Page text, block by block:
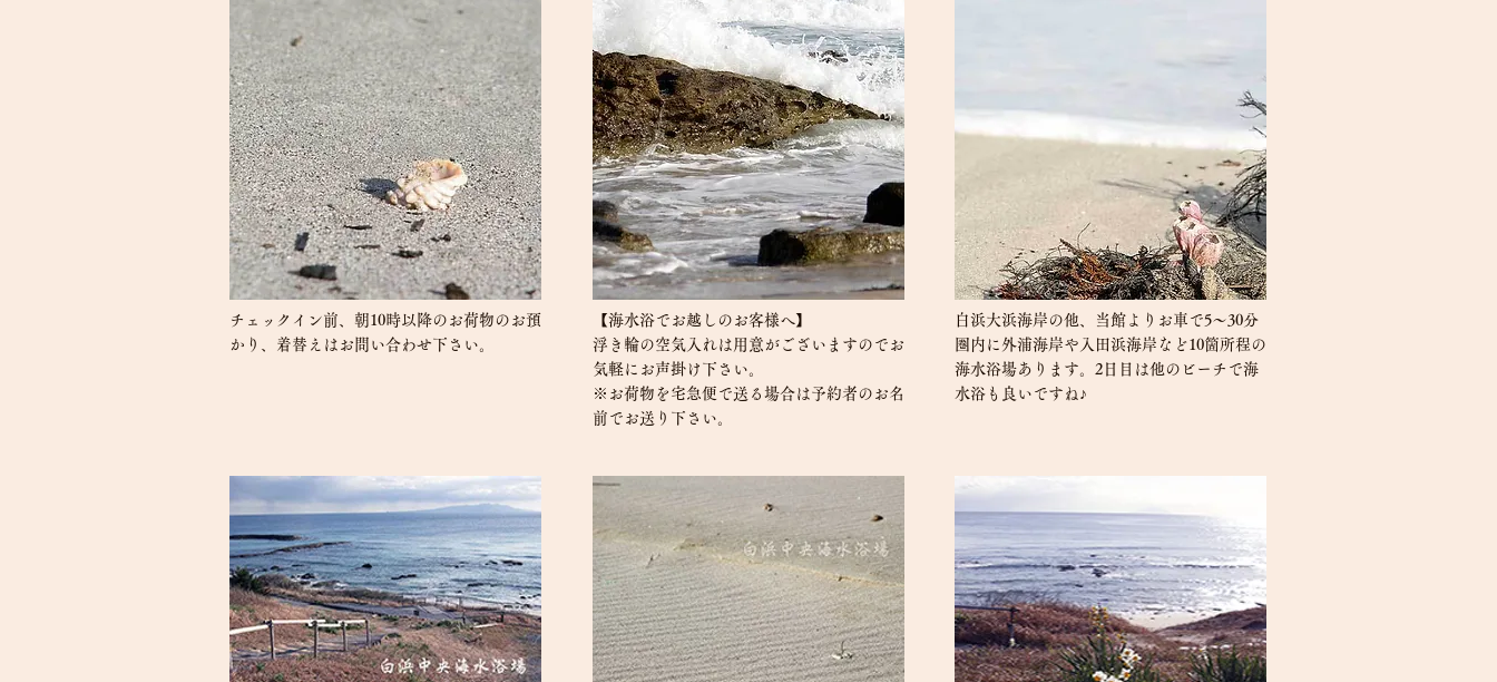
チェックイン前、朝10時以降のお荷物のお預
かり、着替えはお問い合わせ下さい。
【海水浴でお越しのお客様へ】
浮き輪の空気入れは用意がございますのでお
気軽にお声掛け下さい。
※お荷物を宅急便で送る場合は予約者のお名
前でお送り下さい。
白浜大浜海岸の他、当館よりお車で5〜30分
圏内に外浦海岸や入田浜海岸など10箇所程の
海水浴場あります。2日目は他のビーチで海
水浴も良いですね♪